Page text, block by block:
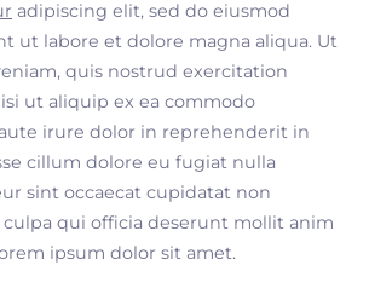
adipiscing elit, sed do eiusmod
ut labore et dolore magna aliqua. Ut
quis nostrud exercitation
ut aliquip ex ea commodo
irure dolor in reprehenderit in
cillum dolore eu fugiat nulla
sint occaecat cupidatat non
qui officia deserunt mollit anim
ipsum dolor sit amet.